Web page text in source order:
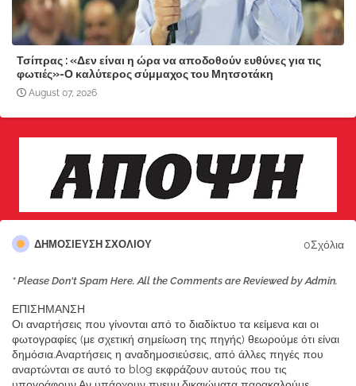
Τσίπρας : «Δεν είναι η ώρα να αποδοθούν ευθύνες για τις
φωτιές»-Ο καλύτερος σύμμαχος του Μητσοτάκη
August 07, 2026
ΔΗΜΟΣΊΕΥΣΗ ΣΧΟΛΊΟΥ 0Σχόλια
* Please Don't Spam Here. All the Comments are Reviewed by Admin.
ΕΠΙΣΗΜΑΝΣΗ
Οι αναρτήσεις που γίνονται από το διαδίκτυο τα κείμενα και οι
φωτογραφίες (με σχετική σημείωση της πηγής) θεωρούμε ότι είναι
δημόσια.Αναρτήσεις η αναδημοσιεύσεις, από άλλες πηγές που
αναρτώνται σε αυτό το blog εκφράζουν αυτούς που τις